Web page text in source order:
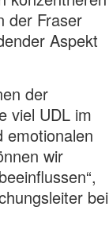
der Fraser
Aspekt
der
viel UDL im
emotionalen
wir
bei